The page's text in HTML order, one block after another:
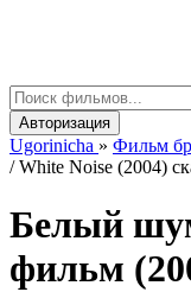
Авторизация
Ugorinicha » Фильм
/ White Noise (2004)
Белый
фильм